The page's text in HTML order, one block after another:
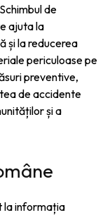
de
ajuta la
și la reducerea
periculoase pe
preventive,
de accidente
și a
la informația